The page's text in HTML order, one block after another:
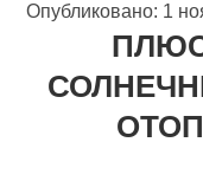
Опубликовано: 1